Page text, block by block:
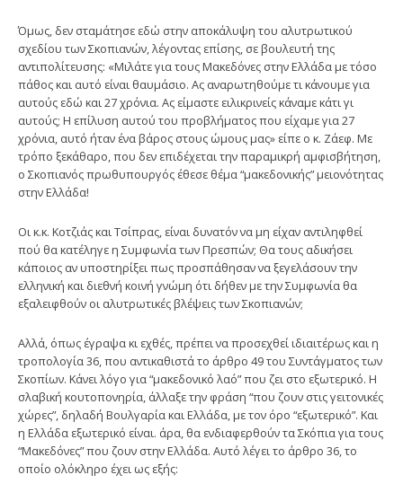
Όμως, δεν σταμάτησε εδώ στην αποκάλυψη του αλυτρωτικού
σχεδίου των Σκοπιανών, λέγοντας επίσης, σε βουλευτή της
αντιπολίτευσης: «Μιλάτε για τους Μακεδόνες στην Ελλάδα με τόσο
πάθος και αυτό είναι θαυμάσιο. Ας αναρωτηθούμε τι κάνουμε για
αυτούς εδώ και 27 χρόνια. Ας είμαστε ειλικρινείς κάναμε κάτι γι
αυτούς; Η επίλυση αυτού του προβλήματος που είχαμε για 27
χρόνια, αυτό ήταν ένα βάρος στους ώμους μας» είπε ο κ. Ζάεφ. Με
τρόπο ξεκάθαρο, που δεν επιδέχεται την παραμικρή αμφισβήτηση,
ο Σκοπιανός πρωθυπουργός έθεσε θέμα “μακεδονικής” μειονότητας
στην Ελλάδα!
Οι κ.κ. Κοτζιάς και Τσίπρας, είναι δυνατόν να μη είχαν αντιληφθεί
πού θα κατέληγε η Συμφωνία των Πρεσπών; Θα τους αδικήσει
κάποιος αν υποστηρίξει πως προσπάθησαν να ξεγελάσουν την
ελληνική και διεθνή κοινή γνώμη ότι δήθεν με την Συμφωνία θα
εξαλειφθούν οι αλυτρωτικές βλέψεις των Σκοπιανών;
Αλλά, όπως έγραψα κι εχθές, πρέπει να προσεχθεί ιδιαιτέρως και η
τροπολογία 36, που αντικαθιστά το άρθρο 49 του Συντάγματος των
Σκοπίων. Κάνει λόγο για “μακεδονικό λαό” που ζει στο εξωτερικό. Η
σλαβική κουτοπονηρία, άλλαξε την φράση “που ζουν στις γειτονικές
χώρες”, δηλαδή Βουλγαρία και Ελλάδα, με τον όρο “εξωτερικό”. Και
η Ελλάδα εξωτερικό είναι. άρα, θα ενδιαφερθούν τα Σκόπια για τους
“Μακεδόνες” που ζουν στην Ελλάδα. Αυτό λέγει το άρθρο 36, το
οποίο ολόκληρο έχει ως εξής: